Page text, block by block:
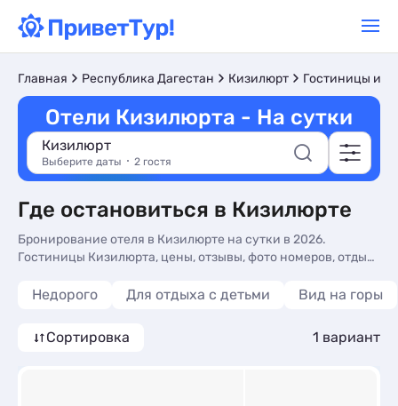
Главная Республика Дагестан Кизилюрт Гостиницы и
Отели Кизилюрта - На сутки
Кизилюрт
Выберите даты 2 гостя
Где остановиться в Кизилюрте
Бронирование отеля в Кизилюрте на сутки в 2026.
Гостиницы Кизилюрта, цены, отзывы, фото номеров, отдых
Недорого Для отдыха с детьми Вид на горы
Сортировка 1 вариант